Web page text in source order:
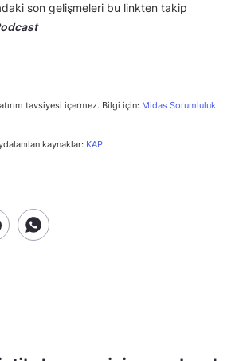
son gelişmeleri bu linkten takip
tavsiyesi içermez. Bilgi için: Midas Sorumluluk
kaynaklar: KAP